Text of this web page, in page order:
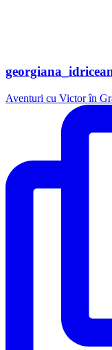
Aventuri cu Victor în